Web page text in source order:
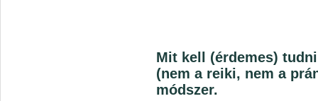
Mit kell (érdemes)
(nem a reiki, nem a
módszer.